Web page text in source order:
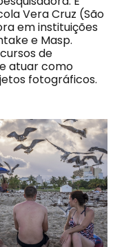
Vera Cruz (São
em instituições
e Masp.
de
atuar como
fotográficos.